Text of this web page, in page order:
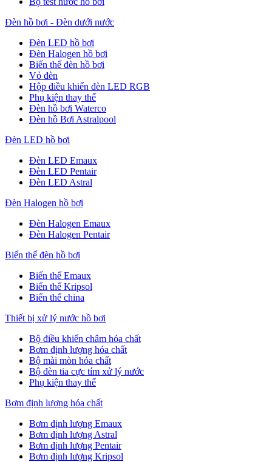
Đèn hồ bơi - Đèn dưới nước
Đèn LED hồ bơi
Đèn Halogen hồ bơi
Biến thế đèn hồ bơi
Vỏ đèn
Hộp điều khiển đèn LED RGB
Phụ kiện thay thế
Đèn hồ bơi Waterco
Đèn hồ Bơi Astralpool
Đèn LED hồ bơi
Đèn LED Emaux
Đèn LED Pentair
Đèn LED Astral
Đèn Halogen hồ bơi
Đèn Halogen Emaux
Đèn Halogen Pentair
Biến thế đèn hồ bơi
Biến thế Emaux
Biến thế Kripsol
Biến thế china
Thiết bị xử lý nước hồ bơi
Bộ điều khiển châm hóa chất
Bơm định lượng hóa chất
Bộ mài mòn hóa chất
Bộ đèn tia cực tím xử lý nước
Phụ kiện thay thế
Bơm định lượng hóa chất
Bơm định lượng Emaux
Bơm định lượng Astral
Bơm định lượng Pentair
Bơm định lượng Kripsol